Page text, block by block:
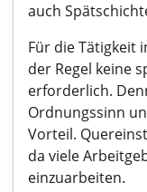
auch
Für die Tätigkeit
der Regel keine
erforderlich.
Ordnungssinn
Vorteil.
da viele
einzuarbeiten.